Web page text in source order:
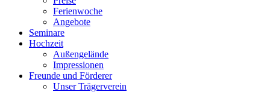
Ferienwoche
Angebote
Seminare
Hochzeit
Außengelände
Impressionen
Freunde und Förderer
Unser Trägerverein